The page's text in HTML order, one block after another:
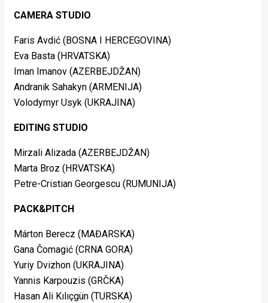
CAMERA STUDIO
Faris Avdić (BOSNA I HERCEGOVINA)
Eva Basta (HRVATSKA)
Iman Imanov (AZERBEJDŽAN)
Andranik Sahakyn (ARMENIJA)
Volodymyr Usyk (UKRAJINA)
EDITING STUDIO
Mirzali Alizada (AZERBEJDŽAN)
Marta Broz (HRVATSKA)
Petre-Cristian Georgescu (RUMUNIJA)
PACK&PITCH
Márton Berecz (MAĐARSKA)
Gana Čomagić (CRNA GORA)
Yuriy Dvizhon (UKRAJINA)
Yannis Karpouzis (GRČKA)
Hasan Ali Kılıçgün (TURSKA)